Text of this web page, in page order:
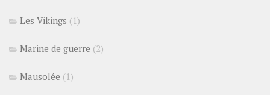
Les Vikings (1)
Marine de guerre (2)
Mausolée (1)